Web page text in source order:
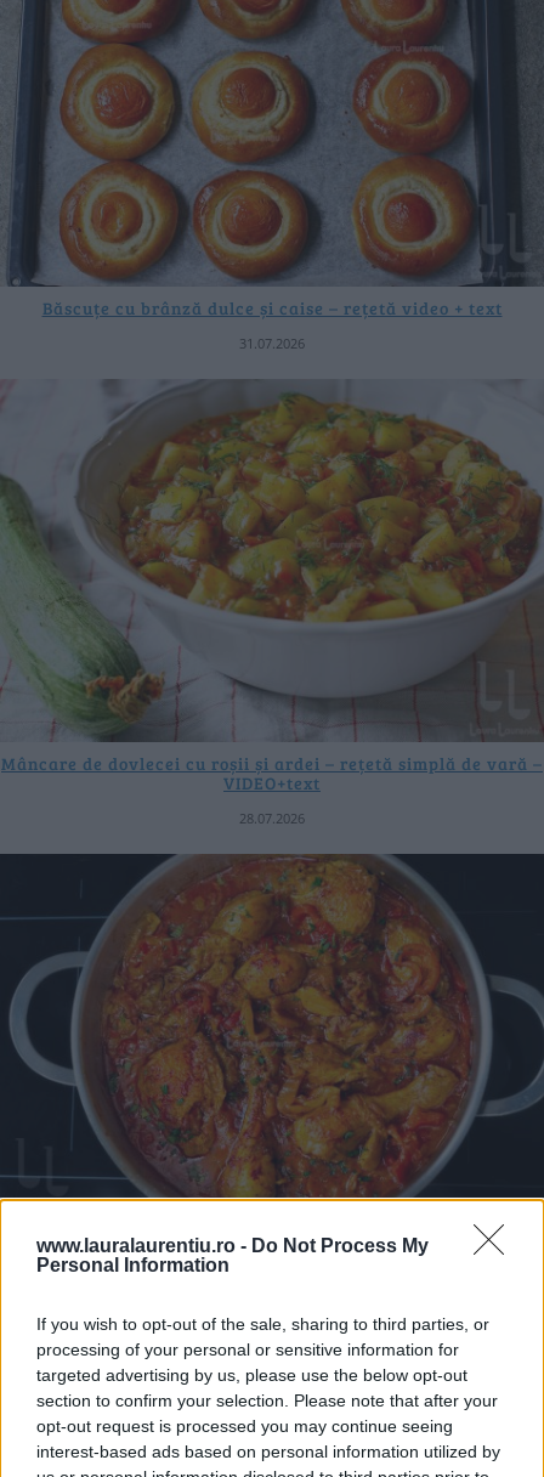
www.lauralaurentiu.ro - Do Not Process My
Personal Information
If you wish to opt-out of the sale, sharing to third parties, or
processing of your personal or sensitive information for
targeted advertising by us, please use the below opt-out
section to confirm your selection. Please note that after your
opt-out request is processed you may continue seeing
interest-based ads based on personal information utilized by
Băscuțe cu brânză dulce și caise – rețetă video + text
31.07.2026
Mâncare de dovlecei cu roșii și ardei – rețetă simplă de vară –
VIDEO+text
28.07.2026
Pui cu sos de ardei copți – rețetă video și pas cu pas
ULTIMELE ȘTIRI